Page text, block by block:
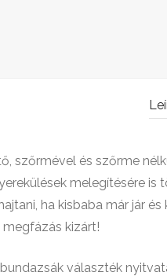
szőrmével és szőrme
melegítésére
ha kisbaba már jár
kizárt!
választék